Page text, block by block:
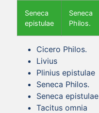
Seneca
epistulae
Seneca
Philos.
Cicero Philos.
Livius
Plinius epistulae
Seneca Philos.
Seneca epistulae
Tacitus omnia